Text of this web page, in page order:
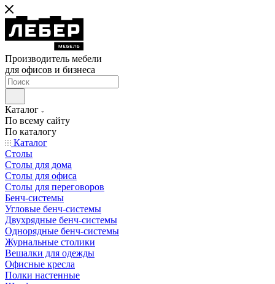
Производитель мебели
для офисов и бизнеса
Каталог
По всему сайту
По каталогу
Каталог
Столы
Столы для дома
Столы для офиса
Столы для переговоров
Бенч-системы
Угловые бенч-системы
Двухрядные бенч-системы
Однорядные бенч-системы
Журнальные столики
Вешалки для одежды
Офисные кресла
Полки настенные